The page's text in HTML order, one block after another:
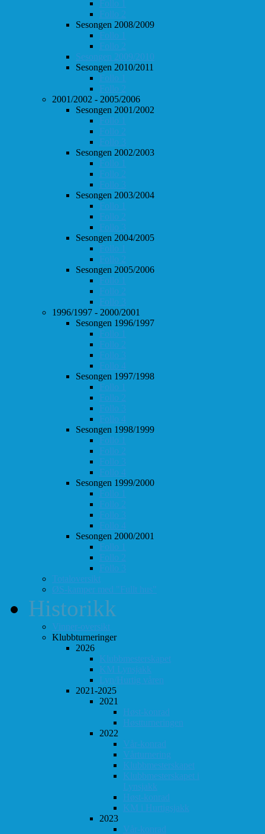
Follo 1
Follo 2
Sesongen 2008/2009
Follo 1
Follo 2
Sesongen 2009/2010
Sesongen 2010/2011
Follo 1
Follo 2
2001/2002 - 2005/2006
Sesongen 2001/2002
Follo 1
Follo 2
Follo 3
Sesongen 2002/2003
Follo 1
Follo 2
Follo 3
Sesongen 2003/2004
Follo 1
Follo 2
Follo 3
Sesongen 2004/2005
Follo 1
Follo 2
Sesongen 2005/2006
Follo 1
Follo 2
Follo 3
1996/1997 - 2000/2001
Sesongen 1996/1997
Follo 1
Follo 2
Follo 3
Follo 4
Sesongen 1997/1998
Follo 1
Follo 2
Follo 3
Follo 4
Sesongen 1998/1999
Follo 1
Follo 2
Follo 3
Follo 4
Sesongen 1999/2000
Follo 1
Follo 2
Follo 3
Follo 4
Sesongen 2000/2001
Follo 1
Follo 2
Follo 3
Totaloversikt
ØS-kamper med "Fullt hus"
Historikk
Vinner-oversikt
Klubbturneringer
2026
Klubbmesterskapet
KM Lynsjakk
Lyn/Hurtig våren
2021-2025
2021
Høst-konrad
Høstturneringen
2022
Vår-konrad
Vårturnering
Klubbmesterskapet
Klubbmesterskapet i
Lynsjakk
Høst-konrad
KM i Hurtigsjakk
2023
Vår-konrad